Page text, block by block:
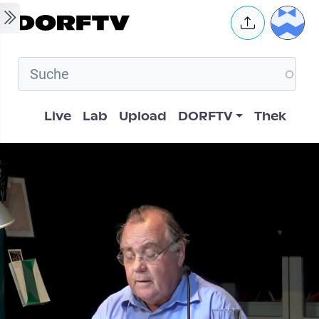
Skip to main content User
Hauptnavigation
Live Lab Upload DORFTV Thek